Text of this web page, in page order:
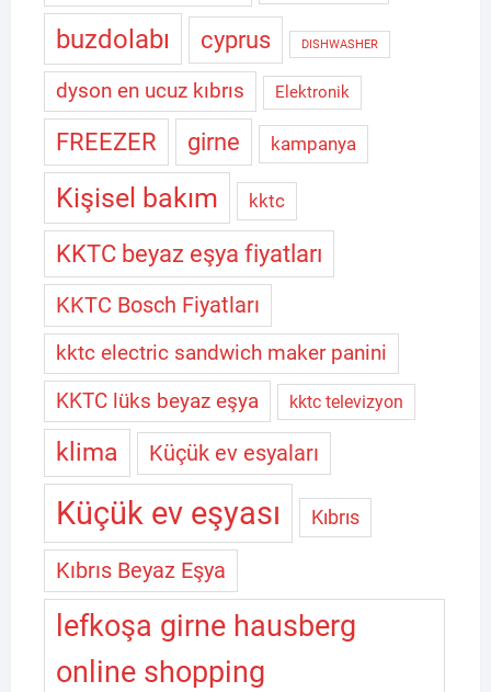
buzdolabı cyprus DISHWASHER
dyson en ucuz kıbrıs Elektronik
FREEZER girne kampanya
Kişisel bakım kktc
KKTC beyaz eşya fiyatları
KKTC Bosch Fiyatları
kktc electric sandwich maker panini
KKTC lüks beyaz eşya kktc televizyon
klima Küçük ev esyaları
Küçük ev eşyası Kıbrıs
Kıbrıs Beyaz Eşya
lefkoşa girne hausberg
online shopping